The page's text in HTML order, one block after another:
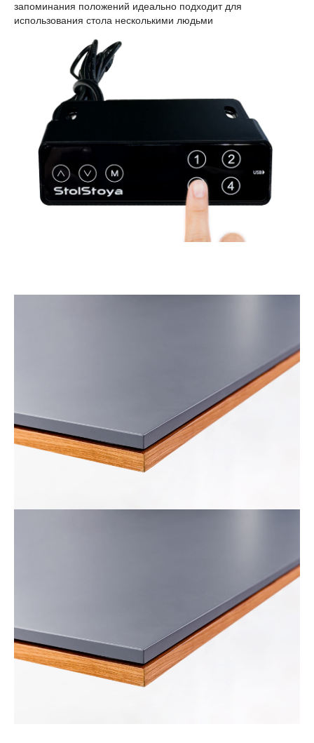
запоминания положений идеально подходит для
использования стола несколькими людьми